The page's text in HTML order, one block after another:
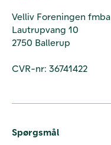
Velliv Foreningen fmba
Lautrupvang 10
2750 Ballerup
CVR-nr: 36741422
Spørgsmål